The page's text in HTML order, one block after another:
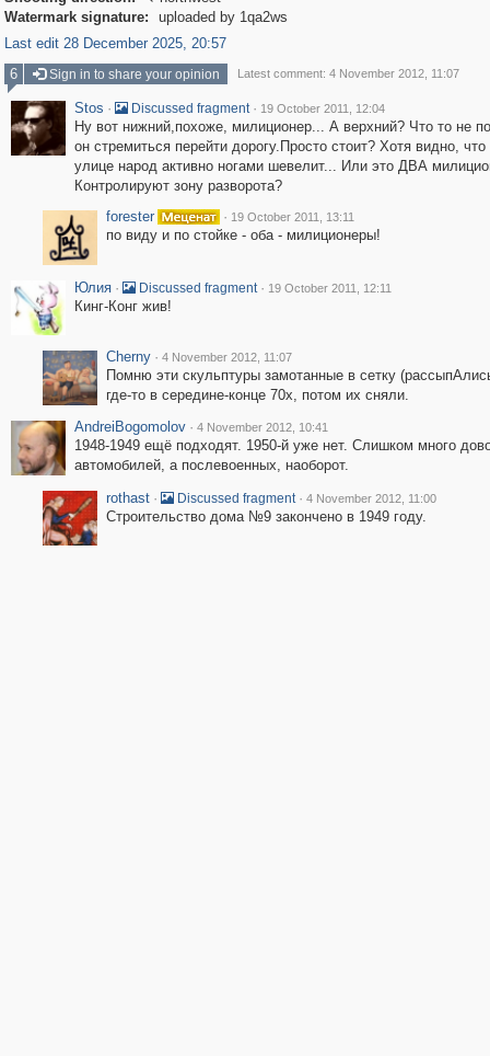
Watermark signature:
uploaded by 1qa2ws
Last edit 28 December 2025, 20:57
6
Sign in to share your opinion Latest comment: 4 November 2012, 11:07
Stos · Discussed fragment · 19 October 2011, 12:04
Ну вот нижний,похоже, милиционер... А верхний? Что то не
он стремиться перейти дорогу.Просто стоит? Хотя видно,
улице народ активно ногами шевелит... Или это ДВА
Контролируют зону разворота?
forester
· 19 October 2011, 13:11
по виду и по стойке - оба - милиционеры!
Юлия · Discussed fragment · 19 October 2011, 12:11
Кинг-Конг жив!
Cherny · 4 November 2012, 11:07
Помню эти скульптуры замотанные в сетку
где-то в середине-конце 70х, потом их сняли.
AndreiBogomolov · 4 November 2012, 10:41
1948-1949 ещё подходят. 1950-й уже нет. Слишком много
автомобилей, а послевоенных, наоборот.
rothast · Discussed fragment · 4 November 2012, 11:00
Строительство дома №9 закончено в 1949 году.